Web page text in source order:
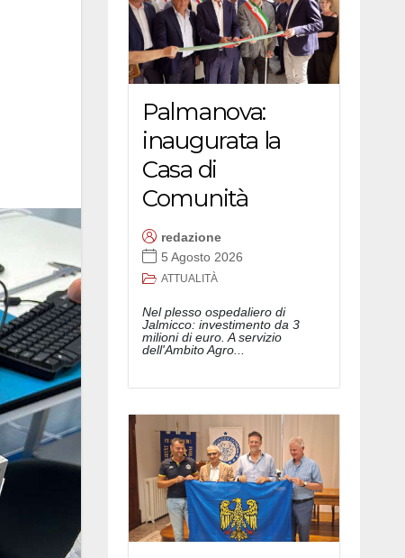
Palmanova:
inaugurata la
Casa di
Comunità
redazione
5 Agosto 2026
ATTUALITÀ
Nel plesso ospedaliero di
Jalmicco: investimento da 3
milioni di euro. A servizio
dell'Ambito Agro...